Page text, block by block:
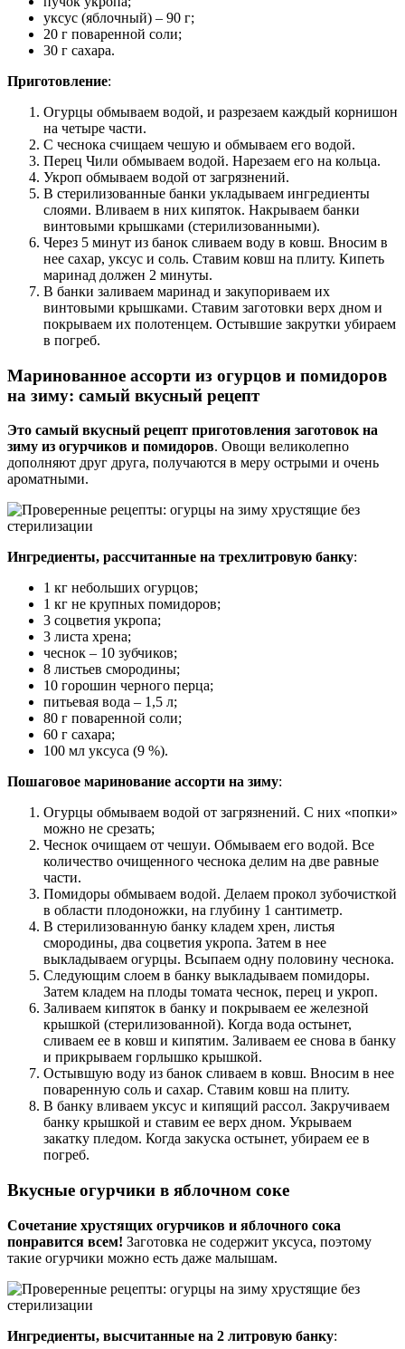
уксус (яблочный) – 90 г;
20 г поваренной соли;
30 г сахара.
Приготовление:
Огурцы обмываем водой, и разрезаем каждый корнишон
на четыре части.
С чеснока счищаем чешую и обмываем его водой.
Перец Чили обмываем водой. Нарезаем его на кольца.
Укроп обмываем водой от загрязнений.
В стерилизованные банки укладываем ингредиенты
слоями. Вливаем в них кипяток. Накрываем банки
винтовыми крышками (стерилизованными).
Через 5 минут из банок сливаем воду в ковш. Вносим в
нее сахар, уксус и соль. Ставим ковш на плиту. Кипеть
маринад должен 2 минуты.
В банки заливаем маринад и закупориваем их
винтовыми крышками. Ставим заготовки верх дном и
покрываем их полотенцем. Остывшие закрутки убираем
в погреб.
Маринованное ассорти из огурцов и помидоров
на зиму: самый вкусный рецепт
Это самый вкусный рецепт приготовления заготовок на
зиму из огурчиков и помидоров. Овощи великолепно
дополняют друг друга, получаются в меру острыми и очень
ароматными.
Ингредиенты, рассчитанные на трехлитровую банку:
1 кг небольших огурцов;
1 кг не крупных помидоров;
3 соцветия укропа;
3 листа хрена;
чеснок – 10 зубчиков;
8 листьев смородины;
10 горошин черного перца;
питьевая вода – 1,5 л;
80 г поваренной соли;
60 г сахара;
100 мл уксуса (9 %).
Пошаговое маринование ассорти на зиму:
Огурцы обмываем водой от загрязнений. С них «попки»
можно не срезать;
Чеснок очищаем от чешуи. Обмываем его водой. Все
количество очищенного чеснока делим на две равные
части.
Помидоры обмываем водой. Делаем прокол зубочисткой
в области плодоножки, на глубину 1 сантиметр.
В стерилизованную банку кладем хрен, листья
смородины, два соцветия укропа. Затем в нее
выкладываем огурцы. Всыпаем одну половину чеснока.
Следующим слоем в банку выкладываем помидоры.
Затем кладем на плоды томата чеснок, перец и укроп.
Заливаем кипяток в банку и покрываем ее железной
крышкой (стерилизованной). Когда вода остынет,
сливаем ее в ковш и кипятим. Заливаем ее снова в банку
и прикрываем горлышко крышкой.
Остывшую воду из банок сливаем в ковш. Вносим в нее
поваренную соль и сахар. Ставим ковш на плиту.
В банку вливаем уксус и кипящий рассол. Закручиваем
банку крышкой и ставим ее верх дном. Укрываем
закатку пледом. Когда закуска остынет, убираем ее в
погреб.
Вкусные огурчики в яблочном соке
Сочетание хрустящих огурчиков и яблочного сока
понравится всем! Заготовка не содержит уксуса, поэтому
такие огурчики можно есть даже малышам.
Ингредиенты, высчитанные на 2 литровую банку: